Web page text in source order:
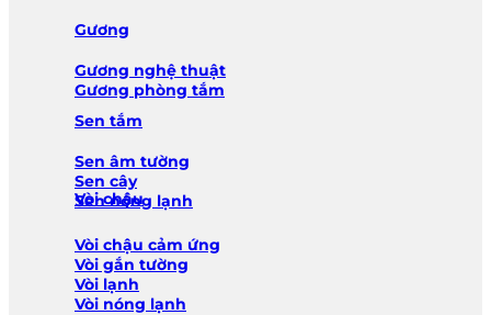
Gương
Gương nghệ thuật
Gương phòng tắm
Sen tắm
Sen âm tường
Sen cây
Sen nóng lạnh
Vòi chậu
Vòi chậu cảm ứng
Vòi gắn tường
Vòi lạnh
Vòi nóng lạnh